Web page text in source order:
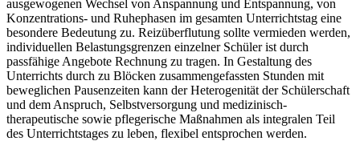
ausgewogenen Wechsel von Anspannung und Entspannung, von
Konzentrations- und Ruhephasen im gesamten Unterrichtstag eine
besondere Bedeutung zu. Reizüberflutung sollte vermieden werden,
individuellen Belastungsgrenzen einzelner Schüler ist durch
passfähige Angebote Rechnung zu tragen. In Gestaltung des
Unterrichts durch zu Blöcken zusammengefassten Stunden mit
beweglichen Pausenzeiten kann der Heterogenität der Schülerschaft
und dem Anspruch, Selbstversorgung und medizinisch-
therapeutische sowie pflegerische Maßnahmen als integralen Teil
des Unterrichtstages zu leben, flexibel entsprochen werden.